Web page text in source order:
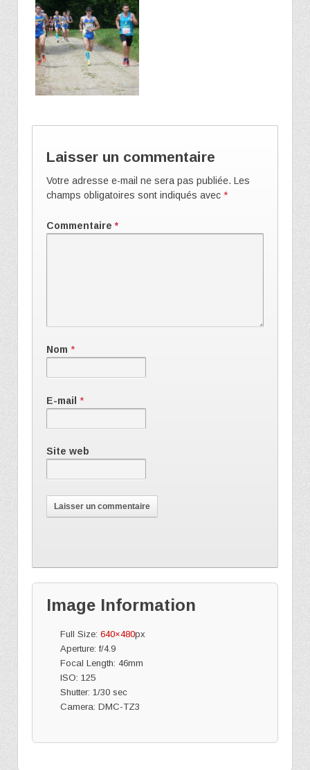
Laisser un commentaire
Votre adresse e-mail ne sera pas publiée. Les
champs obligatoires sont indiqués avec *
Commentaire *
Nom *
E-mail *
Site web
Image Information
Full Size: 640×480px
Aperture: f/4.9
Focal Length: 46mm
ISO: 125
Shutter: 1/30 sec
Camera: DMC-TZ3